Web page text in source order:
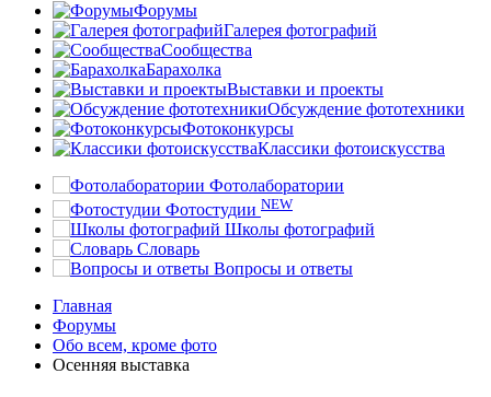
Форумы
Галерея фотографий
Сообщества
Барахолка
Выставки и проекты
Обсуждение фототехники
Фотоконкурсы
Классики фотоискусства
Фотолаборатории
Фотостудии NEW
Школы фотографий
Словарь
Вопросы и ответы
Главная
Форумы
Обо всем, кроме фото
Осенняя выставка